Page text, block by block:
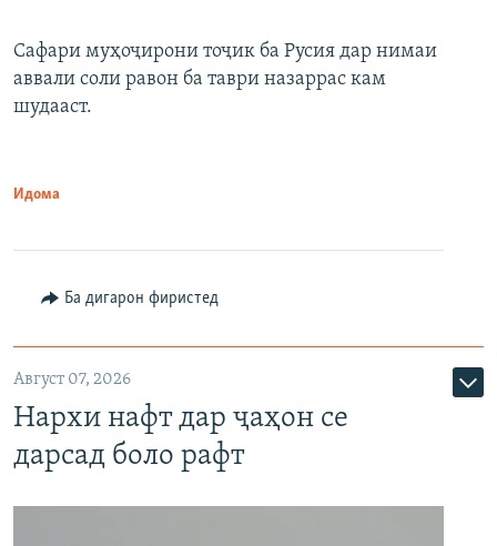
Сафари муҳоҷирони тоҷик ба Русия дар нимаи
аввали соли равон ба таври назаррас кам
шудааст.
Идома
Ба дигарон фиристед
Август 07, 2026
Нархи нафт дар ҷаҳон се
дарсад боло рафт